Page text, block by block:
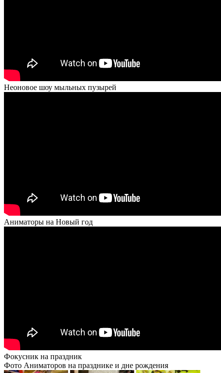
Неоновое шоу мыльных пузырей
Аниматоры на Новый год
Фокусник на праздник
Фото Аниматоров на празднике и дне рождения